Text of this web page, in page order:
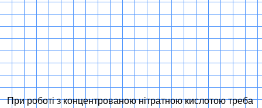
При роботі з концентрованою нітратною кислотою треба